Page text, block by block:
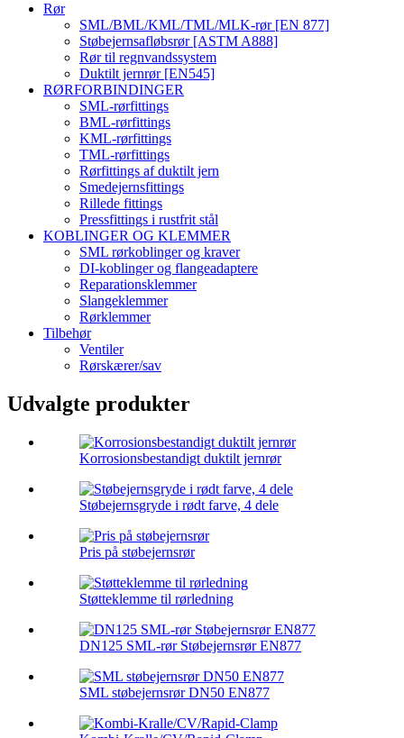
Rør
SML/BML/KML/TML/MLK-rør [EN 877]
Støbejernsafløbsrør [ASTM A888]
Rør til regnvandssystem
Duktilt jernrør [EN545]
RØRFORBINDINGER
SML-rørfittings
BML-rørfittings
KML-rørfittings
TML-rørfittings
Rørfittings af duktilt jern
Smedejernsfittings
Rillede fittings
Pressfittings i rustfrit stål
KOBLINGER OG KLEMMER
SML rørkoblinger og kraver
DI-koblinger og flangeadaptere
Reparationsklemmer
Slangeklemmer
Rørklemmer
Tilbehør
Ventiler
Rørskærer/sav
Udvalgte produkter
Korrosionsbestandigt duktilt jernrør
Støbejernsgryde i rødt farve, 4 dele
Pris på støbejernsrør
Støtteklemme til rørledning
DN125 SML-rør Støbejernsrør EN877
SML støbejernsrør DN50 EN877